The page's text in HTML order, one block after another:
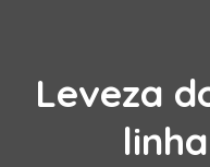
Leveza